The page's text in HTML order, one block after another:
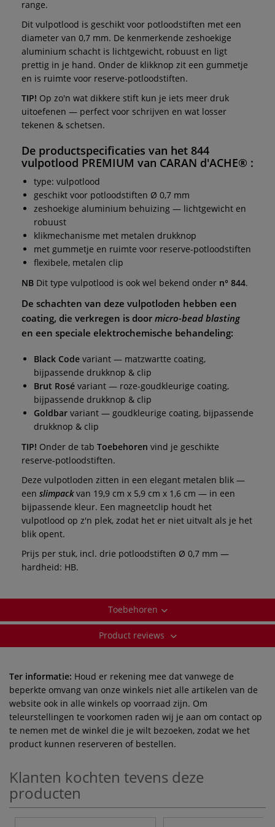
range.
Dit vulpotlood is geschikt voor potloodstiften met een
diameter van 0,7 mm. De kenmerkende zeshoekige
aluminium schacht is lichtgewicht, robuust en ligt
prettig in je hand. Onder de klikknop zit een gummetje
en is ruimte voor reserve-potloodstiften.
TIP! Op zo'n wat dikkere stift kun je iets meer druk
uitoefenen — perfect voor schrijven en wat losser
tekenen & schetsen.
De productspecificaties van het 844
vulpotlood PREMIUM van CARAN d'ACHE® :
type: vulpotlood
geschikt voor potloodstiften Ø 0,7 mm
zeshoekige aluminium behuizing — lichtgewicht en
robuust
klikmechanisme met metalen drukknop
met gummetje en ruimte voor reserve-potloodstiften
flexibele, metalen clip
NB Dit type vulpotlood is ook wel bekend onder n° 844.
De schachten van deze vulpotloden hebben een
coating, die verkregen is door micro-bead blasting
en een speciale elektrochemische behandeling:
Black Code variant — matzwartte coating,
bijpassende drukknop & clip
Brut Rosé variant — roze-goudkleurige coating,
bijpassende drukknop & clip
Goldbar variant — goudkleurige coating, bijpassende
drukknop & clip
TIP! Onder de tab Toebehoren vind je geschikte
reserve-potloodstiften.
Deze vulpotloden zitten in een elegant metalen blik —
een slimpackvan 19,9 cm x 5,9 cm x 1,6 cm — in een
bijpassende kleur. Een magneetclip houdt het
vulpotlood op z'n plek, zodat het er niet uitvalt als je het
blik opent.
Prijs per stuk, incl. drie potloodstiften Ø 0,7 mm —
hardheid: HB.
Toebehoren
Product reviews
Ter informatie: Houd er rekening mee dat vanwege de
beperkte omvang van onze winkels niet alle artikelen van de
website ook in alle winkels op voorraad zijn. Om
teleurstellingen te voorkomen raden wij je aan om contact op
te nemen met de winkel die je wilt bezoeken, zodat we het
product kunnen reserveren of bestellen.
Klanten kochten tevens deze
producten